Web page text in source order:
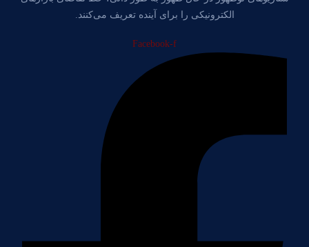
الکترونیکی را برای آینده تعریف می‌کنند.
Facebook-f